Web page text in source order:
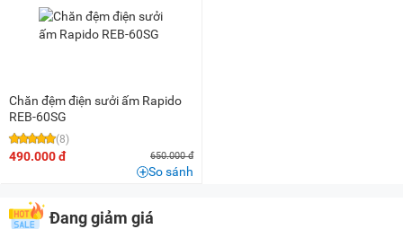
500K - 1 triệu
(3)
1 triệu - 1,5 triệu (6)
Chăn đệm điện sưởi ấm Rapido
REB-60SG
(8)
490.000 đ 650.000 đ
So sánh
Đang giảm giá